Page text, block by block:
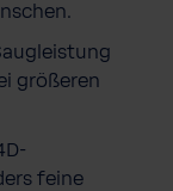
größeren
feine